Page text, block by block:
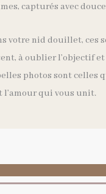
capturés avec
votre nid douillet, ces
à oublier l’objectif
photos sont celles
l’amour qui vous unit.